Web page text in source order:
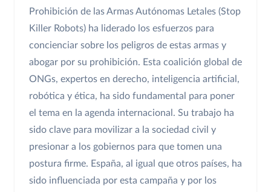
Prohibición de las Armas Autónomas Letales (Stop
Killer Robots) ha liderado los esfuerzos para
concienciar sobre los peligros de estas armas y
abogar por su prohibición. Esta coalición global de
ONGs, expertos en derecho, inteligencia artificial,
robótica y ética, ha sido fundamental para poner
el tema en la agenda internacional. Su trabajo ha
sido clave para movilizar a la sociedad civil y
presionar a los gobiernos para que tomen una
postura firme. España, al igual que otros países, ha
sido influenciada por esta campaña y por los